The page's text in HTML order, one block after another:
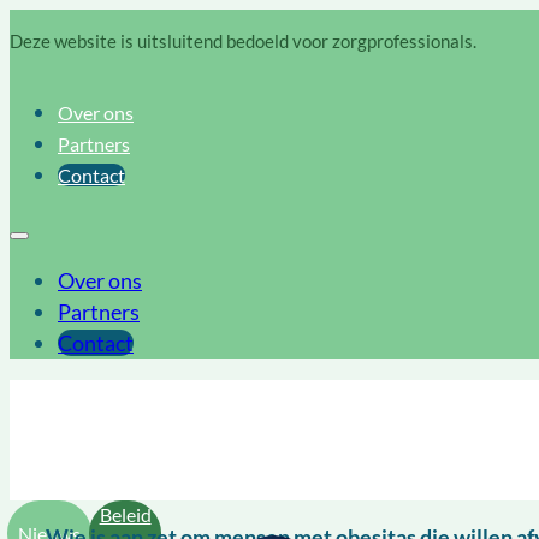
Deze website is uitsluitend bedoeld voor zorgprofessionals.
Over ons
Partners
Contact
Over ons
Partners
Contact
Nieuws
Beleid